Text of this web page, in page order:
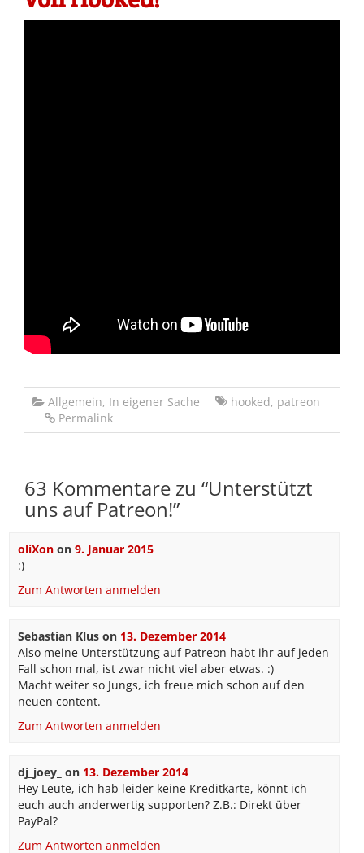
Allgemein, In eigener Sache hooked, patreon
Permalink
63 Kommentare zu “Unterstützt
uns auf Patreon!”
oliXonon 9. Januar 2015
:)
Zum Antworten anmelden
Sebastian Kluson 13. Dezember 2014
Also meine Unterstützung auf Patreon habt ihr auf jeden
Fall schon mal, ist zwar nicht viel aber etwas. :)
Macht weiter so Jungs, ich freue mich schon auf den
neuen content.
Zum Antworten anmelden
dj_joey_ on 13. Dezember 2014
Hey Leute, ich hab leider keine Kreditkarte, könnt ich
euch auch anderwertig supporten? Z.B.: Direkt über
PayPal?
Zum Antworten anmelden